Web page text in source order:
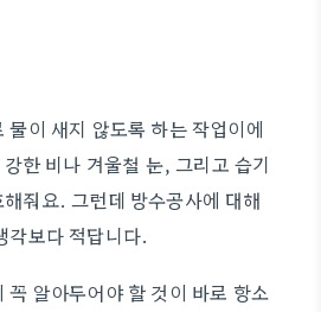
물이 새지 않도록 하는 작업이에
한 비나 겨울철 눈, 그리고 습기
줘요. 그런데 방수공사에 대해
각보다 적답니다.
꼭 알아두어야 할 것이 바로 항소